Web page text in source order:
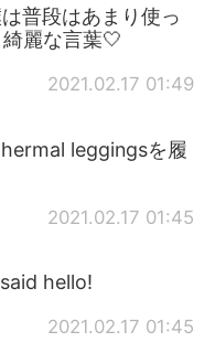
普段はあまり使っ
麗な言葉🤍
2021.02.17 01:49
leggingsを履
2021.02.17 01:45
hello!
2021.02.17 01:45